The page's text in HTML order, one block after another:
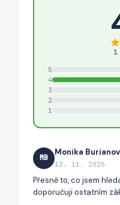
1
5
4
3
2
1
MB
Monika
12. 11. 2025
Přesně to, co jsem
doporučuji ostatním